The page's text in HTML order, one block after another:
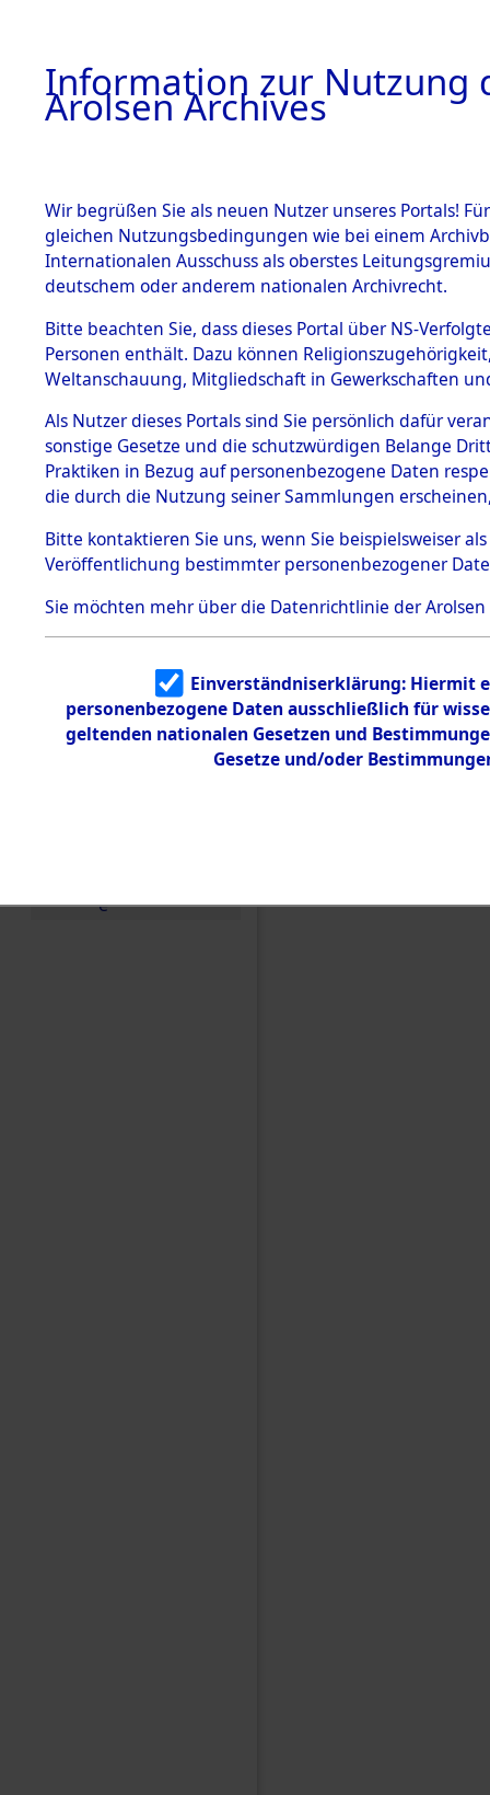
BILD
BESTÄNDE
1.
mente
5. Verschiedenes
5.3
Todesmärsche
5.3.1 Alliierte
Erhebungen
zu
Todesmärsch
en
5.3.2
Identifizierun
5.3.3
Todesmärsch
e
Fronberg.
0001 (84603062)
Einen Kommentar
den Orten Cham -
Information zur Nutzung
Arolsen Archives
Wir begrüßen Sie als neuen Nutzer unseres Portals!
gleichen Nutzungsbedingungen wie bei einem
Internationalen Ausschuss als oberstes
deutschem oder anderem nationalen Archivrecht.
Bitte beachten Sie, dass dieses Portal über NS-
Personen enthält. Dazu können
Weltanschauung, Mitgliedschaft in Gewerkschaften
Als Nutzer dieses Portals sind Sie persönlich dafür
sonstige Gesetze und die schutzwürdigen Belange
Praktiken in Bezug auf personenbezogene Daten
die durch die Nutzung seiner Sammlungen
Bitte kontaktieren Sie uns, wenn Sie beispielsweiser
Veröffentlichung bestimmter personenbezogener
Sie möchten mehr über die Datenrichtlinie der Arolsen
Einverständniserklärung: Hiermit
personenbezogene Daten ausschließlich für
geltenden nationalen Gesetzen und
Gesetze und/oder